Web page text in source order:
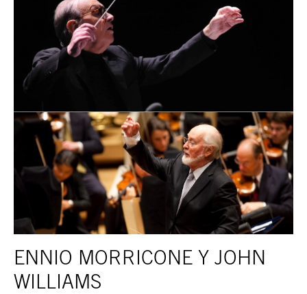
ENNIO MORRICONE Y JOHN
WILLIAMS